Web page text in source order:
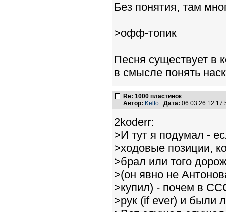
Без понятия, там
>офф-топик
Песня существует в
в смысле понять
Re: 1000 пластинок
Автор: Kelto Дата: 06.03.26
2koderr:
>И тут я подумал -
>ходовые позиции,
>брал или того
>(он явно не
>купил) - почем в
>рук (if ever) и были